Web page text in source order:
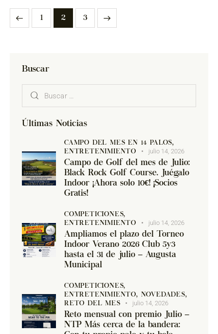
1 2 3
Buscar
Últimas Noticias
CAMPO DEL MES EN 14 PALOS,
ENTRETENIMIENTO
julio 14, 2026
Campo de Golf del mes de Julio:
Black Rock Golf Course. Juégalo
Indoor ¡Ahora solo 10€! ¡Socios
Gratis!
COMPETICIONES,
ENTRETENIMIENTO
julio 14, 2026
Ampliamos el plazo del Torneo
Indoor Verano 2026 Club 5y3
hasta el 31 de julio – Augusta
Municipal
COMPETICIONES,
ENTRETENIMIENTO, NOVEDADES,
RETO DEL MES
julio 14, 2026
Reto mensual con premio Julio –
NTP Más cerca de la bandera: